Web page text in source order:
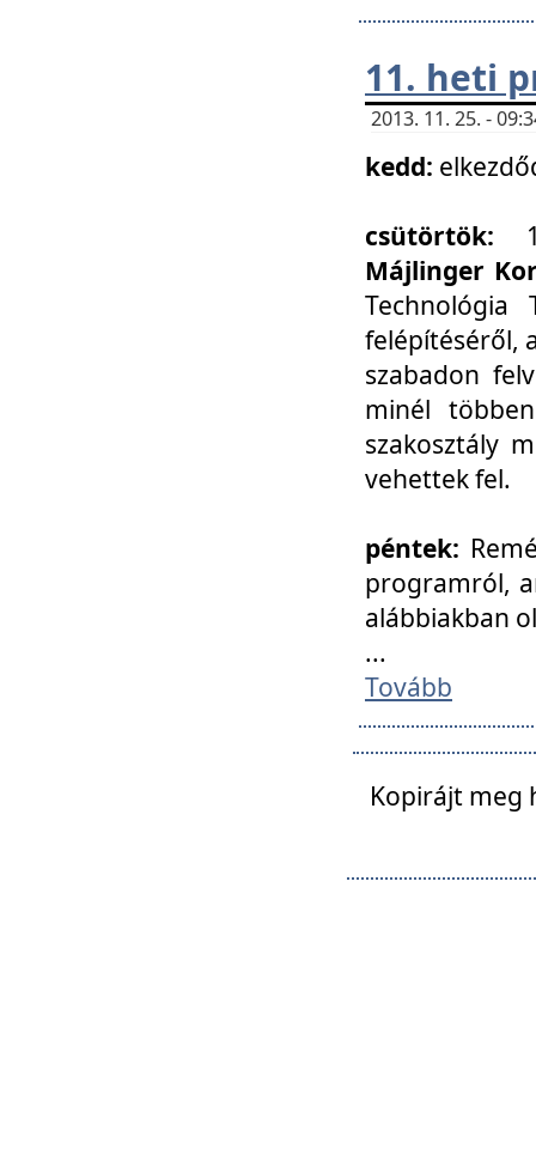
11. heti
2013. 11. 25. -
kedd:
csütörtök:
Májlinger
Technológia
felépítéséről,
szabadon
minél
szakosztály
vehettek fel.
péntek:
programról,
alábbiakban
...
Tovább
Kopirájt meg